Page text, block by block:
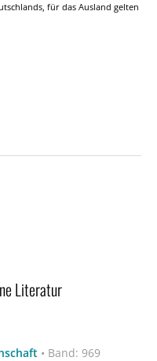
für das Ausland gelten
Literatur
• Band: 969